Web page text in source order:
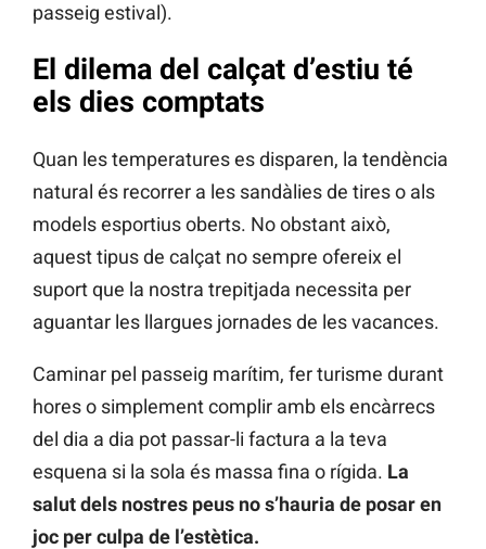
passeig estival).
El dilema del calçat d’estiu té
els dies comptats
Quan les temperatures es disparen, la tendència
natural és recorrer a les sandàlies de tires o als
models esportius oberts. No obstant això,
aquest tipus de calçat no sempre ofereix el
suport que la nostra trepitjada necessita per
aguantar les llargues jornades de les vacances.
Caminar pel passeig marítim, fer turisme durant
hores o simplement complir amb els encàrrecs
del dia a dia pot passar-li factura a la teva
esquena si la sola és massa fina o rígida. La
salut dels nostres peus no s’hauria de posar en
joc per culpa de l’estètica.